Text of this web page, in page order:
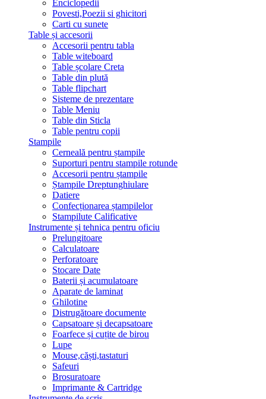
Enciclopedii
Povesti,Poezii si ghicitori
Carti cu sunete
Table și accesorii
Accesorii pentru tabla
Table witeboard
Table școlare Creta
Table din plută
Table flipchart
Sisteme de prezentare
Table Meniu
Table din Sticla
Table pentru copii
Stampile
Cerneală pentru ștampile
Suporturi pentru stampile rotunde
Accesorii pentru ștampile
Ștampile Dreptunghiulare
Datiere
Confecționarea ștampilelor
Stampilute Calificative
Instrumente și tehnica pentru oficiu
Prelungitoare
Calculatoare
Perforatoare
Stocare Date
Baterii și acumulatoare
Aparate de laminat
Ghilotine
Distrugătoare documente
Capsatoare și decapsatoare
Foarfece și cuțite de birou
Lupe
Mouse,căști,tastaturi
Safeuri
Brosuratoare
Imprimante & Cartridge